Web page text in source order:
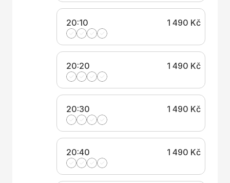
20:10 1 490 Kč
20:20 1 490 Kč
20:30 1 490 Kč
20:40 1 490 Kč